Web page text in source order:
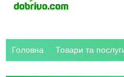
Головна Товари та